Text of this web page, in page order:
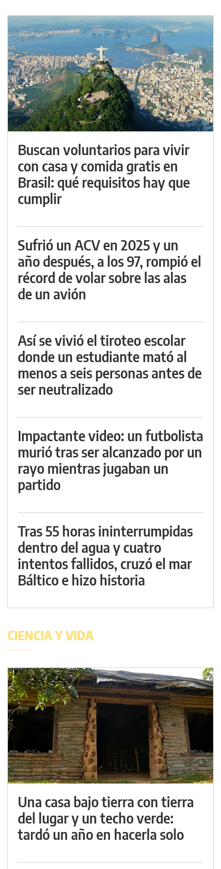
Buscan voluntarios para vivir
con casa y comida gratis en
Brasil: qué requisitos hay que
cumplir
Sufrió un ACV en 2025 y un
año después, a los 97, rompió el
récord de volar sobre las alas
de un avión
Así se vivió el tiroteo escolar
donde un estudiante mató al
menos a seis personas antes de
ser neutralizado
Impactante video: un futbolista
murió tras ser alcanzado por un
rayo mientras jugaban un
partido
Tras 55 horas ininterrumpidas
dentro del agua y cuatro
intentos fallidos, cruzó el mar
Báltico e hizo historia
CIENCIA Y VIDA
Una casa bajo tierra con tierra
del lugar y un techo verde:
tardó un año en hacerla solo